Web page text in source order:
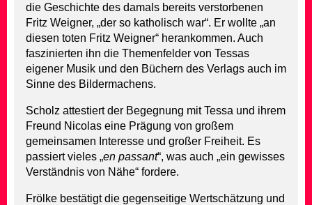
die Geschichte des damals bereits verstorbenen
Fritz Weigner, „der so katholisch war“. Er wollte „an
diesen toten Fritz Weigner“ herankommen. Auch
faszinierten ihn die Themenfelder von Tessas
eigener Musik und den Büchern des Verlags auch im
Sinne des Bildermachens.
Scholz attestiert der Begegnung mit Tessa und ihrem
Freund Nicolas eine Prägung von großem
gemeinsamen Interesse und großer Freiheit. Es
passiert vieles „en passant“, was auch „ein gewisses
Verständnis von Nähe“ fordere.
Frölke bestätigt die gegenseitige Wertschätzung und